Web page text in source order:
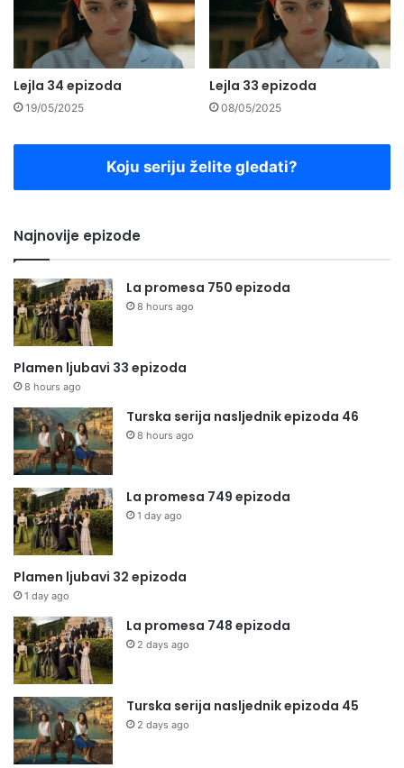
Lejla 34 epizoda
19/05/2025
Lejla 33 epizoda
08/05/2025
Koju seriju želite gledati?
Najnovije epizode
La promesa 750 epizoda
8 hours ago
Plamen ljubavi 33 epizoda
8 hours ago
Turska serija nasljednik epizoda 46
8 hours ago
La promesa 749 epizoda
1 day ago
Plamen ljubavi 32 epizoda
1 day ago
La promesa 748 epizoda
2 days ago
Turska serija nasljednik epizoda 45
2 days ago